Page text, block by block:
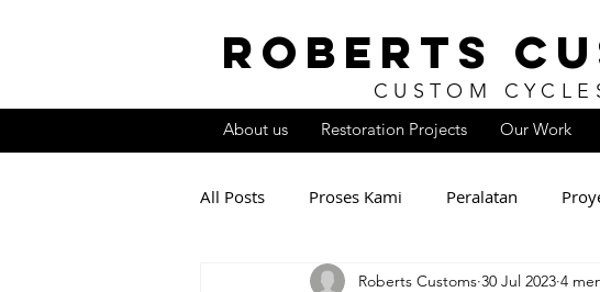
ROBERTS
CUSTOM
About us Restoration Projects Our Work
All Posts Proses Kami Peralatan
Roberts Customs 30 Jul 2023 4